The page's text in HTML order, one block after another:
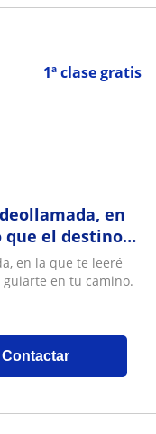
1ª clase gratis
en
que el destino
en la que te leeré
en tu camino.
Contactar